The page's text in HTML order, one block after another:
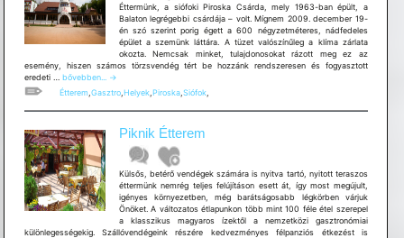
Éttermünk, a siófoki Piroska Csárda, mely 1963-ban épült, a
Balaton legrégebbi csárdája – volt. Mígnem 2009. december 19-
én szó szerint porig égett a 600 négyzetméteres, nádfedeles
épület a szemünk láttára. A tüzet valószínűleg a klíma zárlata
okozta. Nemcsak minket, tulajdonosokat rázott meg ez az
esemény, hiszen számos törzsvendég tért be hozzánk rendszeresen és fogyasztott
eredeti … Piroska
Csárda
bővebben...
→
Étterem Gasztro, Helyek, Piroska, Siófok,
Piknik Étterem
Külsős, betérő vendégek számára is nyitva tartó, nyitott teraszos
éttermünk nemrég teljes felújításon esett át, így most megújult,
igényes környezetben, még barátságosabb légkörben várjuk
Önöket. A változatos étlapunkon több mint 100 féle étel szerepel
a klasszikus magyaros ízektől a nemzetközi gasztronómiai
különlegességekig. Szállóvendégeink részére kedvezményes félpanziós étkezést is